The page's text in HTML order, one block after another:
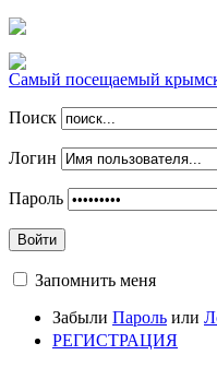
Самый посещаемый
Поиск
Логин
Пароль
Войти
Запомнить меня
Забыли Пароль или
РЕГИСТРАЦИЯ